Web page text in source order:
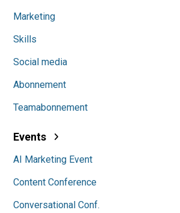
Marketing
Skills
Social media
Abonnement
Teamabonnement
Events
AI Marketing Event
Content Conference
Conversational Conf.